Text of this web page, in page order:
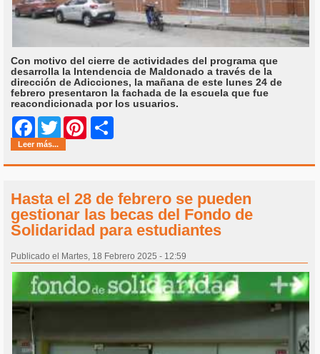
Con motivo del cierre de actividades del programa que
desarrolla la Intendencia de Maldonado a través de la
dirección de Adicciones, la mañana de este lunes 24 de
febrero presentaron la fachada de la escuela que fue
reacondicionada por los usuarios.
Facebook
Twitter Pinterest
Leer más...
Hasta el 28 de febrero se pueden
gestionar las becas del Fondo de
Solidaridad para estudiantes
Publicado el Martes, 18 Febrero 2025 - 12:59